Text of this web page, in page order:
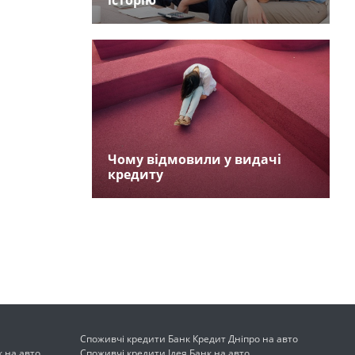
Чому відмовили у видачі
кредиту
Споживчі кредити Банк Кредит Дніпро на авто